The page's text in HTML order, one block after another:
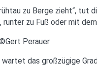
zu Berge zieht“,
runter zu Fuß oder mit
wartet das großzügige